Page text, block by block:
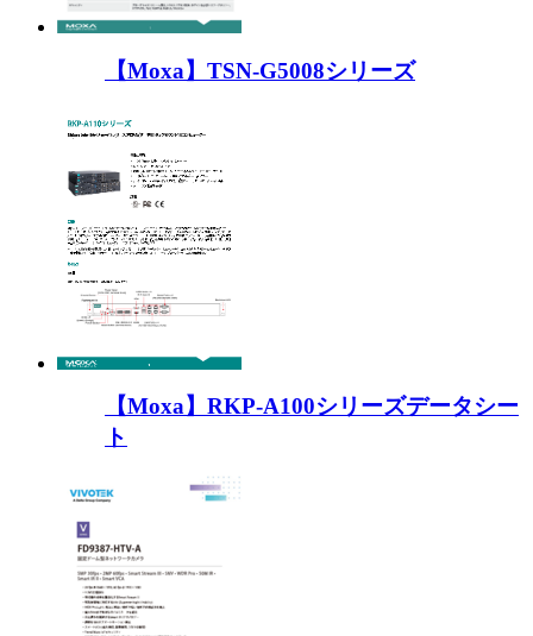
【Moxa】TSN-G5008シリーズ
【Moxa】RKP-A100シリーズデータシー
ト